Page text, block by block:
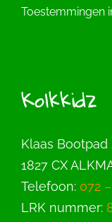
Toestemmingen
Kolkkidz
Klaas Bootpad
1827 CX
Telefoon: 072
LRK nummer: